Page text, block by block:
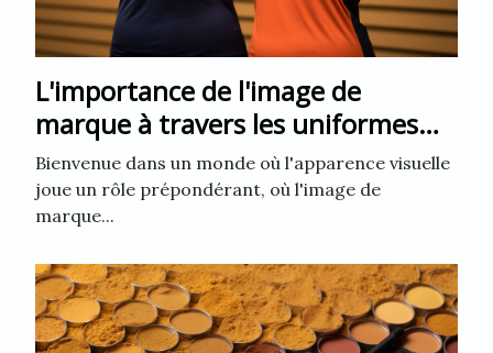
L'importance de l'image de
marque à travers les uniformes
d'entreprise
Bienvenue dans un monde où l'apparence visuelle
joue un rôle prépondérant, où l'image de
marque...